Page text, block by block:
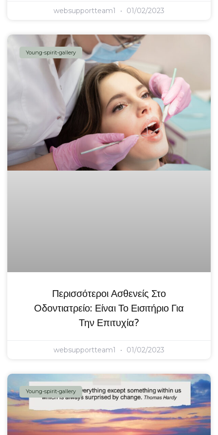
websupportteam1 01/02/2023
Young-spirit-gallery
Περισσότεροι Ασθενείς Στο
Οδοντιατρείο: Είναι Το Εισιτήριο Για
Την Επιτυχία?
websupportteam1 01/02/2023
Young-spirit-gallery